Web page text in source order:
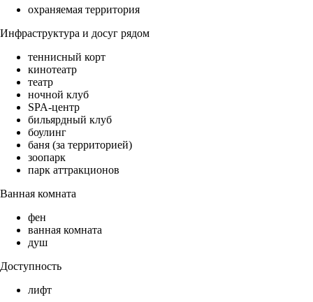
охраняемая территория
Инфраструктура и досуг рядом
теннисный корт
кинотеатр
театр
ночной клуб
SPA-центр
бильярдный клуб
боулинг
баня (за территорией)
зоопарк
парк аттракционов
Ванная комната
фен
ванная комната
душ
Доступность
лифт